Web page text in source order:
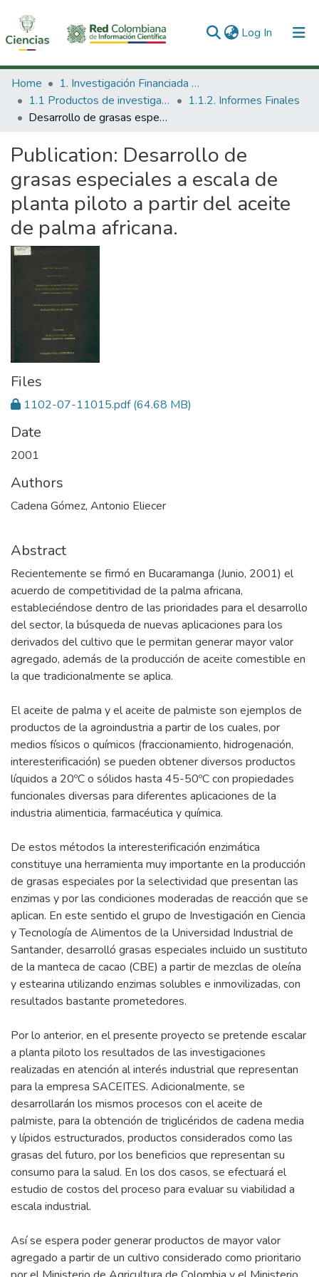
Log In (current)
Communities & Collections
All of DSpace
Home
1. Investigación Financiada con Recursos Públicos
1.1 Productos de investigación
1.1.2. Informes Finales
Desarrollo de grasas especiales a escala de planta piloto a partir del aceite de palma africana.
Publication: Desarrollo de
grasas especiales a escala de
planta piloto a partir del aceite
de palma africana.
Files
1102-07-11015.pdf(64.68 MB)
Date
2001
Authors
Cadena Gómez, Antonio Eliecer
Abstract
Recientemente se firmó en Bucaramanga (Junio, 2001) el
acuerdo de competitividad de la palma africana,
estableciéndose dentro de las prioridades para el desarrollo
del sector, la búsqueda de nuevas aplicaciones para los
derivados del cultivo que le permitan generar mayor valor
agregado, además de la producción de aceite comestible en
la que tradicionalmente se aplica.
El aceite de palma y el aceite de palmiste son ejemplos de
productos de la agroindustria a partir de los cuales, por
medios físicos o químicos (fraccionamiento, hidrogenación,
interesterificación) se pueden obtener diversos productos
líquidos a 20ºC o sólidos hasta 45-50ºC con propiedades
funcionales diversas para diferentes aplicaciones de la
industria alimenticia, farmacéutica y química.
De estos métodos la interesterificación enzimática
constituye una herramienta muy importante en la producción
de grasas especiales por la selectividad que presentan las
enzimas y por las condiciones moderadas de reacción que se
aplican. En este sentido el grupo de Investigación en Ciencia
y Tecnología de Alimentos de la Universidad Industrial de
Santander, desarrolló grasas especiales incluido un sustituto
de la manteca de cacao (CBE) a partir de mezclas de oleína
y estearina utilizando enzimas solubles e inmovilizadas, con
resultados bastante prometedores.
Por lo anterior, en el presente proyecto se pretende escalar
a planta piloto los resultados de las investigaciones
realizadas en atención al interés industrial que representan
para la empresa SACEITES. Adicionalmente, se
desarrollarán los mismos procesos con el aceite de
palmiste, para la obtención de triglicéridos de cadena media
y lípidos estructurados, productos considerados como las
grasas del futuro, por los beneficios que representan su
consumo para la salud. En los dos casos, se efectuará el
estudio de costos del proceso para evaluar su viabilidad a
escala industrial.
Así se espera poder generar productos de mayor valor
agregado a partir de un cultivo considerado como prioritario